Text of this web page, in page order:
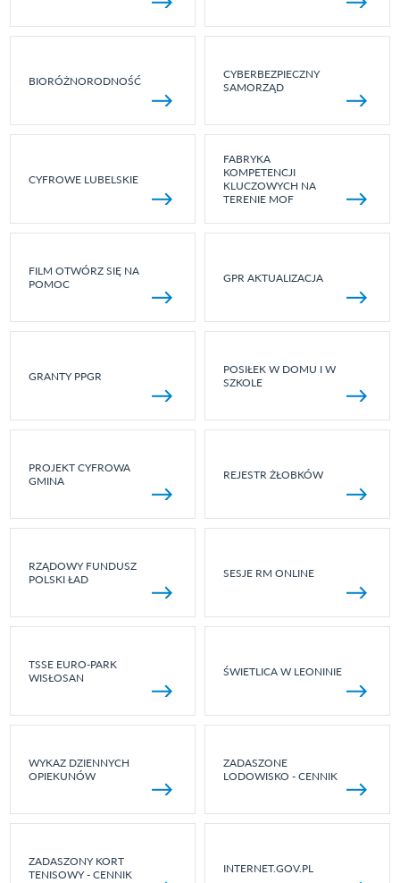
BIORÓŻNORODNOŚĆ
CYBERBEZPIECZNY
SAMORZĄD
CYFROWE LUBELSKIE
FABRYKA
KOMPETENCJI
KLUCZOWYCH NA
TERENIE MOF
FILM OTWÓRZ SIĘ NA
POMOC
GPR AKTUALIZACJA
GRANTY PPGR
POSIŁEK W DOMU I W
SZKOLE
PROJEKT CYFROWA
GMINA
REJESTR ŻŁOBKÓW
RZĄDOWY FUNDUSZ
POLSKI ŁAD
SESJE RM ONLINE
TSSE EURO-PARK
WISŁOSAN
ŚWIETLICA W LEONINIE
WYKAZ DZIENNYCH
OPIEKUNÓW
ZADASZONE
LODOWISKO - CENNIK
ZADASZONY KORT
TENISOWY - CENNIK
INTERNET.GOV.PL